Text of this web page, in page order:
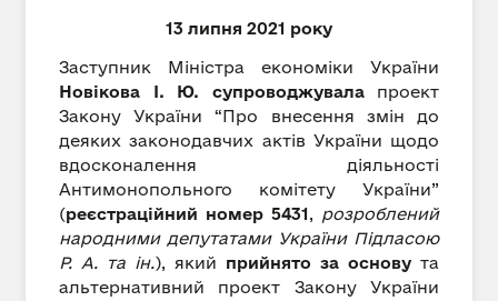
13 липня 2021 року
Заступник Міністра економіки України
Новікова І. Ю.
супроводжувала проект
Закону України “Про внесення змін до
деяких законодавчих актів України щодо
вдосконалення діяльності
Антимонопольного комітету України”
(реєстраційний номер 5431, розроблений
народними депутатами України Підласою
Р. А. та ін.), який прийнято за основу та
альтернативний проект Закону України